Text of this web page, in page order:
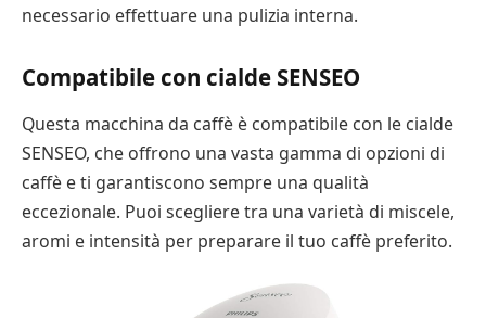
necessario effettuare una pulizia interna.
Compatibile con cialde SENSEO
Questa macchina da caffè è compatibile con le cialde
SENSEO, che offrono una vasta gamma di opzioni di
caffè e ti garantiscono sempre una qualità
eccezionale. Puoi scegliere tra una varietà di miscele,
aromi e intensità per preparare il tuo caffè preferito.